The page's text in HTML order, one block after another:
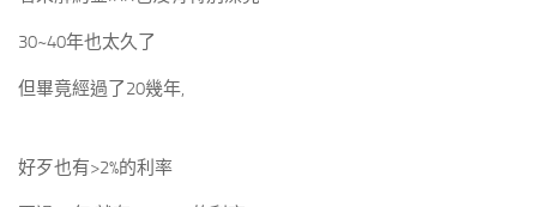
30~40年也太久了
但畢竟經過了20幾年,
好歹也有>2%的利率